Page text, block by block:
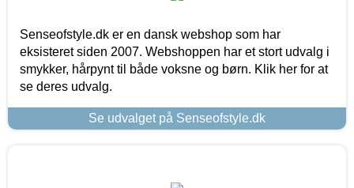
Senseofstyle.dk er en dansk webshop som har
eksisteret siden 2007. Webshoppen har et stort udvalg i
smykker, hårpynt til både voksne og børn. Klik her for at
se deres udvalg.
Se udvalget på Senseofstyle.dk